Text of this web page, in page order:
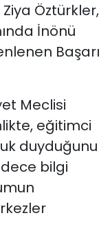
Öztürkler,
İnönü
Başarı
Meclisi
eğitimci
duyduğunu
bilgi